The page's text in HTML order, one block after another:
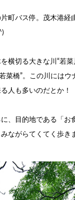
町バス停。茂木港経
横切る大きな川“若
菜橋”。この川にはウ
人も多いのだとか！
、目的地である「お
ながらてくてく歩き